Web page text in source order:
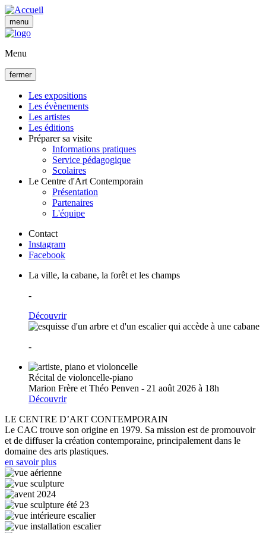
Aller
au
contenu
menu
Menu
fermer
Navigation
principale
Les expositions
Les évènements
Les artistes
Les éditions
Préparer sa visite
Informations pratiques
Service pédagogique
Scolaires
Le Centre d'Art Contemporain
Présentation
Partenaires
L'équipe
Contact
Instagram
Facebook
La ville, la cabane, la forêt et les champs
-
Découvrir
-
Récital de violoncelle-piano
Marion Frère et Théo Penven - 21 août 2026 à 18h
Découvrir
LE CENTRE D’ART CONTEMPORAIN
Le CAC trouve son origine en 1979. Sa mission est de promouvoir
et de diffuser la création contemporaine, principalement dans le
domaine des arts plastiques.
en savoir plus